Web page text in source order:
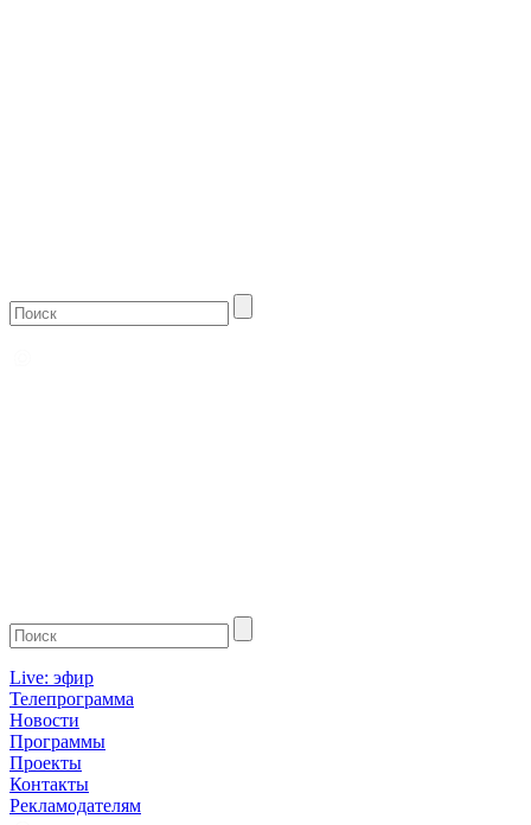
Live: эфир
Телепрограмма
Новости
Программы
Проекты
Контакты
Рекламодателям